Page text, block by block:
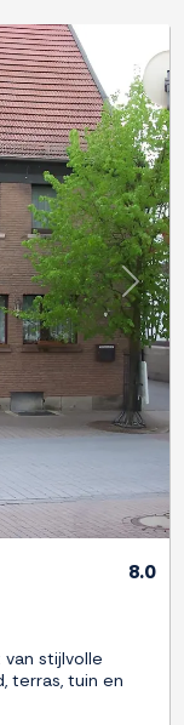
Next
8.0
stijlvolle
terras, tuin en